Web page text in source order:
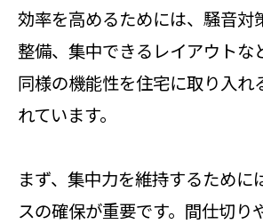
効率を高めるためには、騒音対
整備、集中できるレイアウトな
同様の機能性を住宅に取り入れ
れています。
まず、集中力を維持するために
スの確保が重要です。間仕切り